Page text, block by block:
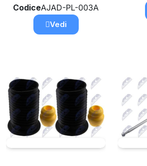
CodiceAJAD-PL-003A
Vedi